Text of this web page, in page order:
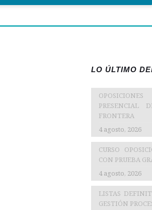
LO ÚLTIMO
PRESENCIAL
FRONTERA
4 agosto, 2026
CURSO
CON PRUEBA
4 agosto, 2026
LISTAS
GESTIÓN